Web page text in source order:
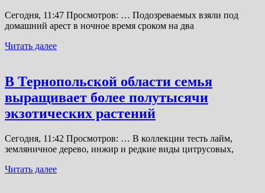
Сегодня, 11:47 Просмотров: … Подозреваемых взяли под
домашний арест в ночное время сроком на два
Читать далее
В Тернопольской области семья
выращивает более полутысячи
экзотических растений
Сегодня, 11:42 Просмотров: … В коллекции тесть лайм,
земляничное дерево, инжир и редкие виды цитрусовых,
Читать далее